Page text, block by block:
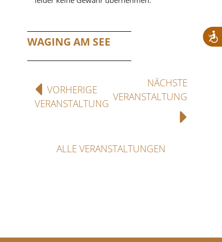
WAGING AM SEE
VORHERIGE
VERANSTALTUNG
NÄCHSTE
VERANSTALTUNG
ALLE VERANSTALTUNGEN